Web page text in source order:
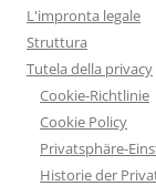
L'impronta legale
Struttura
Tutela della privacy
Cookie-Richtlinie
Cookie Policy
Privatsphäre-
Historie der